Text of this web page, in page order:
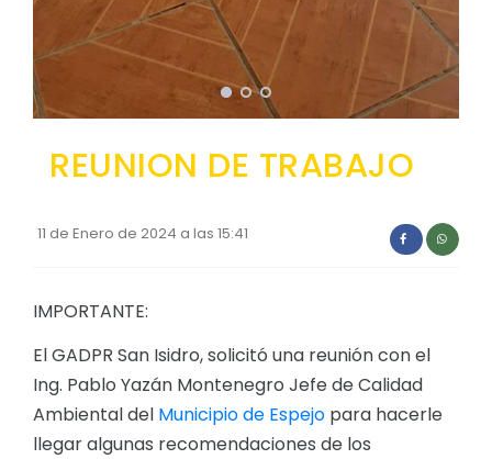
REUNION DE TRABAJO
11 de Enero de 2024 a las 15:41
IMPORTANTE:
El GADPR San Isidro, solicitó una reunión con el
Ing. Pablo Yazán Montenegro Jefe de Calidad
Ambiental del Municipio de Espejo para hacerle
llegar algunas recomendaciones de los